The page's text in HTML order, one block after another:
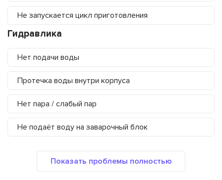
Не запускается цикл приготовления
Гидравлика
Нет подачи воды
Протечка воды внутри корпуса
Нет пара / слабый пар
Не подаёт воду на заварочный блок